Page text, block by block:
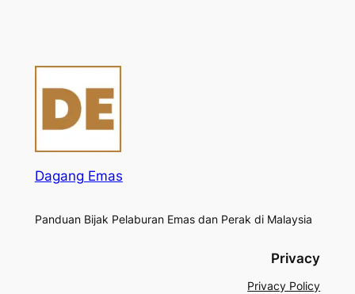
Dagang Emas
Panduan Bijak Pelaburan Emas dan Perak di Malaysia
Privacy
Privacy Policy